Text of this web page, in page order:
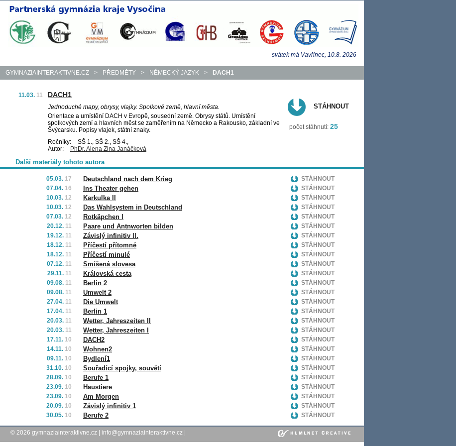
svátek má Vavřinec, 10.8. 2026
GYMNAZIAINTERAKTIVNE.CZ > PŘEDMĚTY > NĚMECKÝ JAZYK > DACH1
11.03. 11 DACH1
Jednoduché mapy, obrysy, vlajky. Spolkové země, hlavní města.
Orientace a umístění DACH v Evropě, sousední země. Obrysy států. Umístění
spolkových zemí a hlavních měst se zaměřením na Německo a Rakousko, základní ve
Švýcarsku. Popisy vlajek, státní znaky.
Ročníky:
SŠ 1., SŠ 2., SŠ 4.,
Autor:
PhDr. Alena Zina Janáčková
STÁHNOUT
počet stáhnutí: 25
Další materiály tohoto autora
05.03. 17 Deutschland nach dem Krieg
STÁHNOUT
07.04. 16 Ins Theater gehen
STÁHNOUT
10.03. 12 Karkulka II
STÁHNOUT
10.03. 12 Das Wahlsystem in Deutschland
STÁHNOUT
07.03. 12 Rotkäpchen I
STÁHNOUT
20.12. 11 Paare und Antnworten bilden
STÁHNOUT
19.12. 11 Závislý infinitiv II.
STÁHNOUT
18.12. 11 Příčestí přítomné
STÁHNOUT
18.12. 11 Příčestí minulé
STÁHNOUT
07.12. 11 Smíšená slovesa
STÁHNOUT
29.11. 11 Královská cesta
STÁHNOUT
09.08. 11 Berlin 2
STÁHNOUT
09.08. 11 Umwelt 2
STÁHNOUT
27.04. 11 Die Umwelt
STÁHNOUT
17.04. 11 Berlin 1
STÁHNOUT
20.03. 11 Wetter, Jahreszeiten II
STÁHNOUT
20.03. 11 Wetter, Jahreszeiten I
STÁHNOUT
17.11. 10 DACH2
STÁHNOUT
14.11. 10 Wohnen2
STÁHNOUT
09.11. 10 Bydlení1
STÁHNOUT
31.10. 10 Souřadící spojky, souvětí
STÁHNOUT
28.09. 10 Berufe 1
STÁHNOUT
23.09. 10 Haustiere
STÁHNOUT
23.09. 10 Am Morgen
STÁHNOUT
20.09. 10 Závislý infinitiv 1
STÁHNOUT
30.05. 10 Berufe 2 STÁHNOUT
© 2026 gymnaziainteraktivne.cz info@gymnaziainteraktivne.cz